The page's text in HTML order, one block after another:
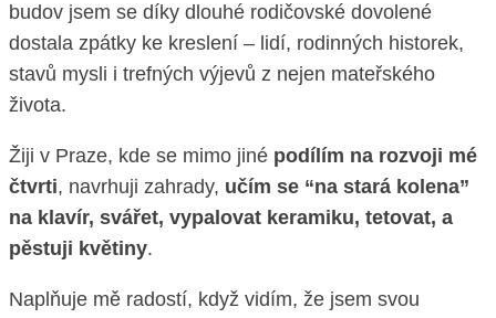
budov jsem se díky dlouhé rodičovské dovolené
dostala zpátky ke kreslení – lidí, rodinných historek,
stavů mysli i trefných výjevů z nejen mateřského
života.
Žiji v Praze, kde se mimo jiné podílím na rozvoji mé
čtvrti, navrhuji zahrady, učím se “na stará kolena”
na klavír, svářet, vypalovat keramiku, tetovat, a
pěstuji květiny.
Naplňuje mě radostí, když vidím, že jsem svou